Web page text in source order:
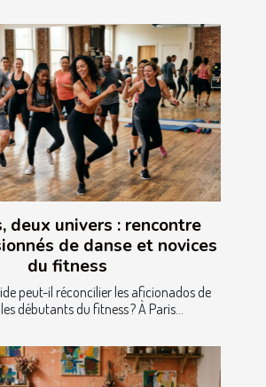
deux univers : rencontre
de danse et novices
du fitness
peut-il réconcilier les aficionados de
débutants du fitness ? À Paris...